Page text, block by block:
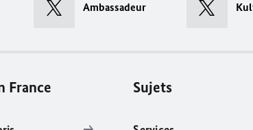
Ambassadeur
France Sujets